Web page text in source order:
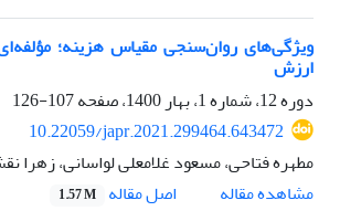
ویژگی‌های روان‌سنجی مقیاس هزینه؛
ارزش
دوره 12، شماره 1، بهار 1400، صفحه
107-126
10.22059/japr.2021.299464.643472
مطهره فتاحی، مسعود غلامعلی لواسانی، زهرا
مشاهده مقاله
اصل مقاله 1.57 M